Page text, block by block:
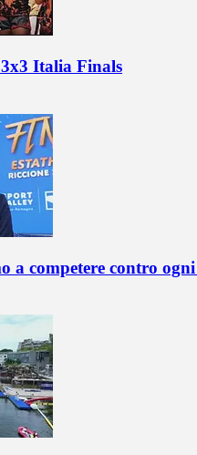
Italia Finals
a competere contro